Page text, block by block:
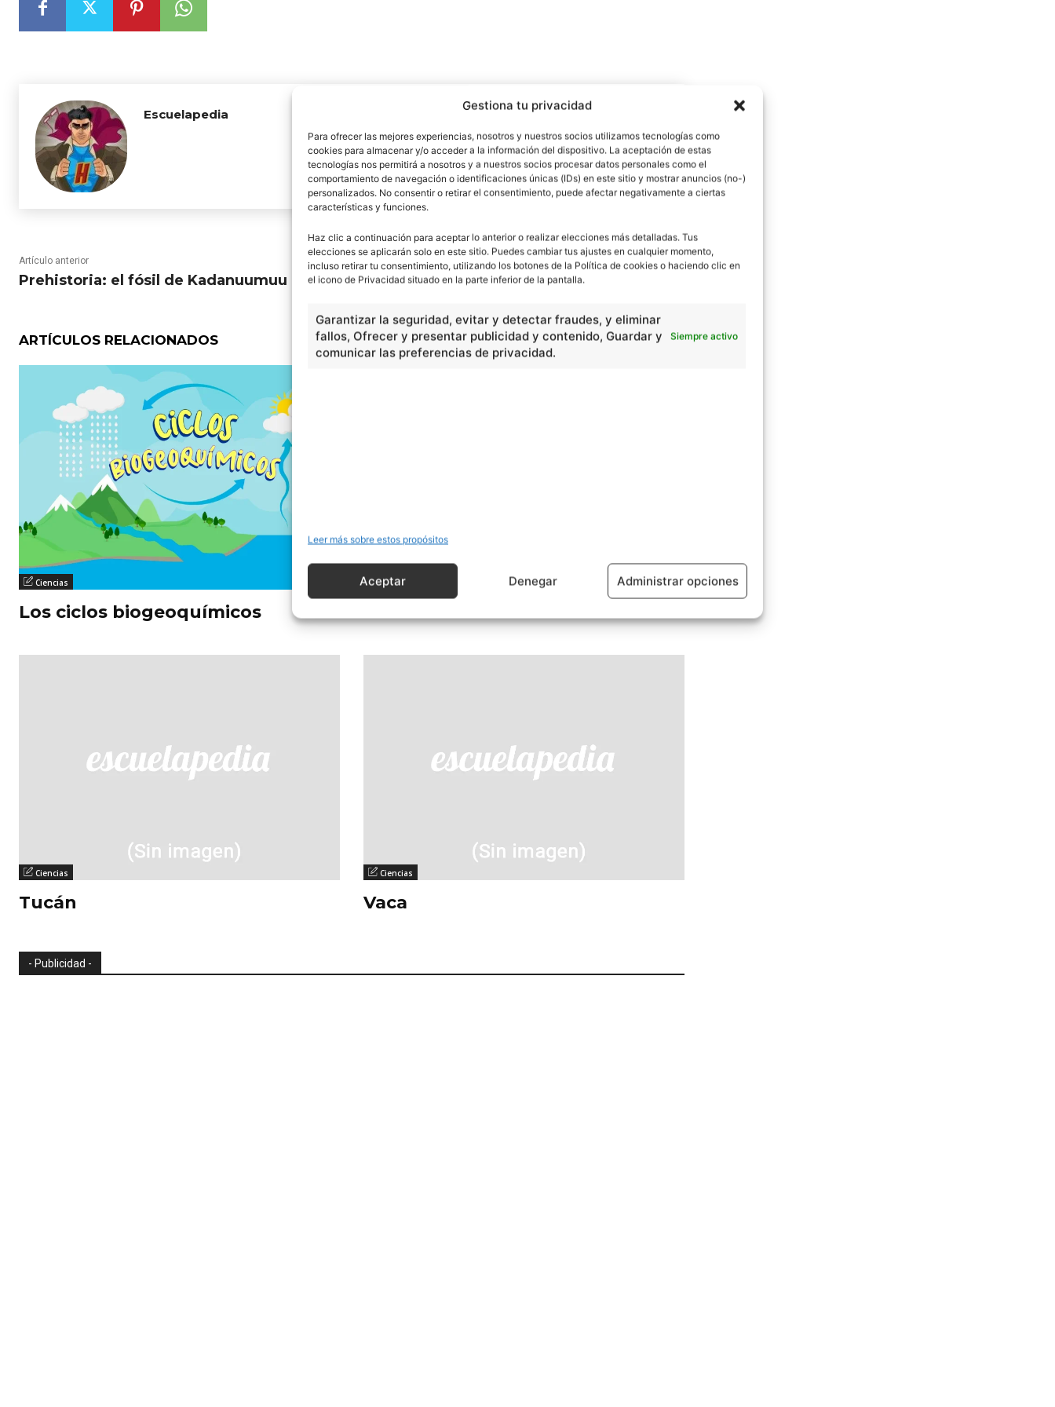
Gestiona tu privacidad
Para ofrecer las mejores experiencias, nosotros y nuestros socios utilizamos tecnologías como
cookies para almacenar y/o acceder a la información del dispositivo. La aceptación de estas
tecnologías nos permitirá a nosotros y a nuestros socios procesar datos personales como el
comportamiento de navegación o identificaciones únicas (IDs) en este sitio y mostrar anuncios (no-)
personalizados. No consentir o retirar el consentimiento, puede afectar negativamente a ciertas
características y funciones.
Haz clic a continuación para aceptar lo anterior o realizar elecciones más detalladas. Tus
elecciones se aplicarán solo en este sitio. Puedes cambiar tus ajustes en cualquier momento,
incluso retirar tu consentimiento, utilizando los botones de la Política de cookies o haciendo clic en
el icono de Privacidad situado en la parte inferior de la pantalla.
Garantizar la seguridad, evitar y detectar fraudes, y eliminar
fallos, Ofrecer y presentar publicidad y contenido, Guardar y
comunicar las preferencias de privacidad.
Siempre activo
Leer más sobre estos propósitos
Aceptar Denegar Administrar opciones
Escuelapedia
Artículo anterior
Prehistoria: el fósil de Kadanuumuu
Artículo siguiente
ARTÍCULOS RELACIONADOS
Ciencias
Los ciclos biogeoquímicos
Ciencias
Ciencias
Tucán
Ciencias
Vaca
- Publicidad -